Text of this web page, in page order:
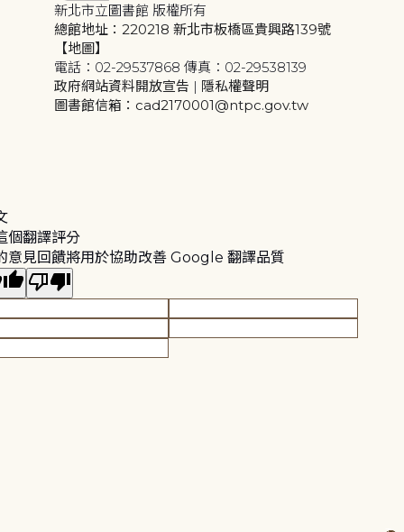
新北市立圖書館 版權所有
總館地址：220218 新北市板橋區貴興路139號
【地圖】
電話：02-29537868 傳真：02-29538139
政府網站資料開放宣告 | 隱私權聲明
圖書館信箱：cad2170001@ntpc.gov.tw
個翻譯評分
意見回饋將用於協助改善 Google 翻譯品質